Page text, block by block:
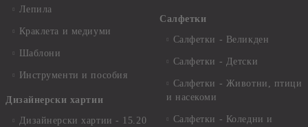
Лепила
Краклета и медиуми
Шаблони
Инструменти и пособия
Дизайнерски хартии
Дизайнерски хартии - 15.20
Салфетки
Салфетки - Великден
Салфетки - Детски
Салфетки - Животни, птици
и насекоми
Салфетки - Коледни и